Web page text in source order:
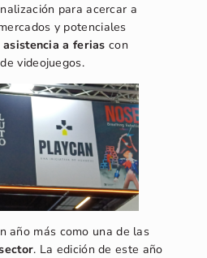
para acercar a
y potenciales
asistencia a ferias con
videojuegos.
año más como una de las
. La edición de este año